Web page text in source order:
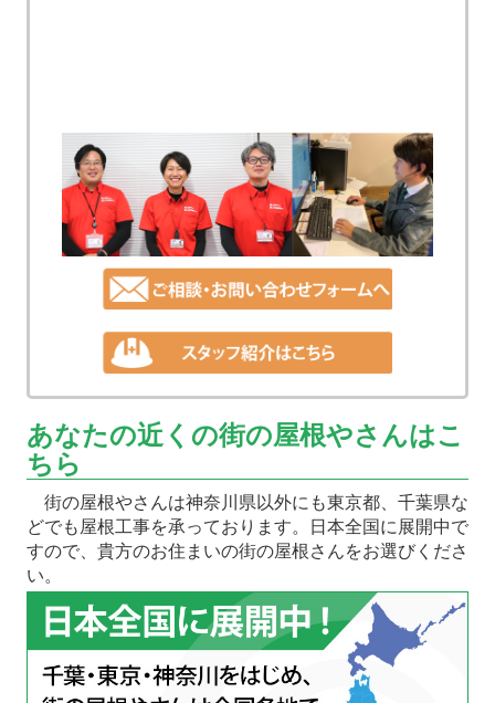
あなたの近くの街の屋根やさんはこ
ちら
街の屋根やさんは神奈川県以外にも東京都、千葉県な
どでも屋根工事を承っております。日本全国に展開中で
すので、貴方のお住まいの街の屋根さんをお選びくださ
い。